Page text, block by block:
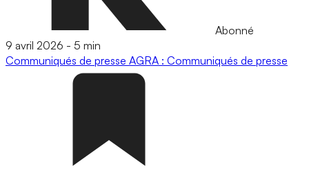
Abonné
9 avril 2026 - 5 min
Communiqués de presse AGRA : Communiqués de presse